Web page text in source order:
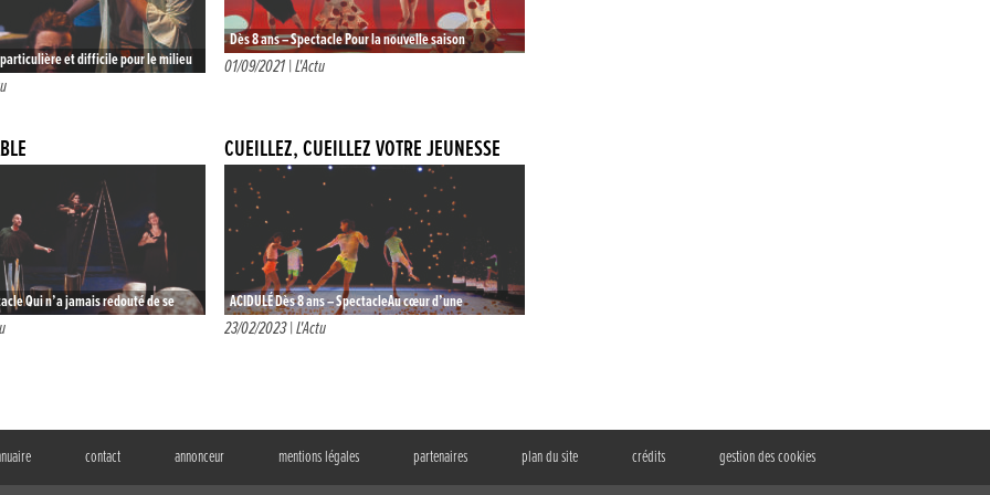
particulière et difficile pour le milieu
si cher, nous choisissons avec lui
Dès 8 ans – Spectacle Pour la nouvelle saison
culturelle, les Chicos Mambo reviennent pour
01/09/2021 |L'Actu
Qui n’a jamais redouté de se
avec un diable rusé ?…
CUEILLEZ, CUEILLEZ VOTRE JEUNESSE
ACIDULÉ Dès 8 ans – SpectacleAu cœur d’une
scénographie remplie de cubes, quatre danseurs
23/02/2023 |L'Actu
contact annonceur mentions légales partenaires plan du site crédits gestion des cookies